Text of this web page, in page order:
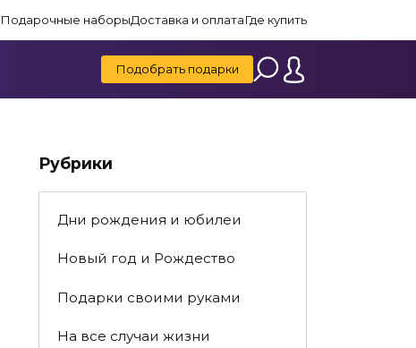
Подарочные наборыДоставка и оплатаГде купить
Подобрать подарки
Рубрики
Дни рождения и юбилеи
Новый год и Рождество
Подарки своими руками
На все случаи жизни